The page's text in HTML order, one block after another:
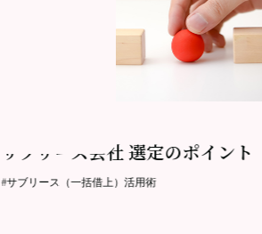
サブリース会社 選定のポイント
#サブリース（一括借上）活用術